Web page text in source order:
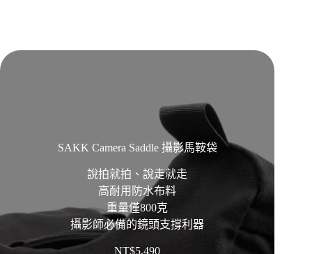
SAKK Camera Saddle 攝影馬鞍袋
說拍就拍、說走就走
高耐用防水布料
重量僅800克
攝影師必備的鏡頭支撐利器
NT$5,490